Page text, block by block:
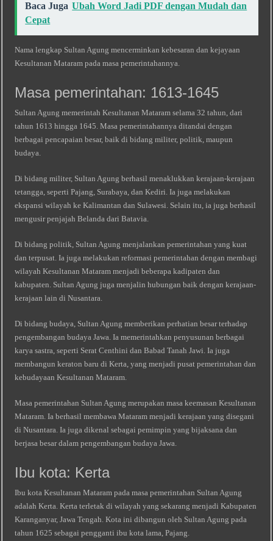
Baca Juga Ubah Word Jadi PDF dengan Mudah dan
Cepat
Nama lengkap Sultan Agung mencerminkan kebesaran dan kejayaan
Kesultanan Mataram pada masa pemerintahannya.
Masa pemerintahan: 1613-1645
Sultan Agung memerintah Kesultanan Mataram selama 32 tahun, dari
tahun 1613 hingga 1645. Masa pemerintahannya ditandai dengan
berbagai pencapaian besar, baik di bidang militer, politik, maupun
budaya.
Di bidang militer, Sultan Agung berhasil menaklukkan kerajaan-kerajaan
tetangga, seperti Pajang, Surabaya, dan Kediri. Ia juga melakukan
ekspansi wilayah ke Kalimantan dan Sulawesi. Selain itu, ia juga berhasil
mengusir penjajah Belanda dari Batavia.
Di bidang politik, Sultan Agung menjalankan pemerintahan yang kuat
dan terpusat. Ia juga melakukan reformasi pemerintahan dengan membagi
wilayah Kesultanan Mataram menjadi beberapa kadipaten dan
kabupaten. Sultan Agung juga menjalin hubungan baik dengan kerajaan-
kerajaan lain di Nusantara.
Di bidang budaya, Sultan Agung memberikan perhatian besar terhadap
pengembangan budaya Jawa. Ia memerintahkan penyusunan berbagai
karya sastra, seperti Serat Centhini dan Babad Tanah Jawi. Ia juga
membangun keraton baru di Kerta, yang menjadi pusat pemerintahan dan
kebudayaan Kesultanan Mataram.
Masa pemerintahan Sultan Agung merupakan masa keemasan Kesultanan
Mataram. Ia berhasil membawa Mataram menjadi kerajaan yang disegani
di Nusantara. Ia juga dikenal sebagai pemimpin yang bijaksana dan
berjasa besar dalam pengembangan budaya Jawa.
Ibu kota: Kerta
Ibu kota Kesultanan Mataram pada masa pemerintahan Sultan Agung
adalah Kerta. Kerta terletak di wilayah yang sekarang menjadi Kabupaten
Karanganyar, Jawa Tengah. Kota ini dibangun oleh Sultan Agung pada
tahun 1625 sebagai pengganti ibu kota lama, Pajang.